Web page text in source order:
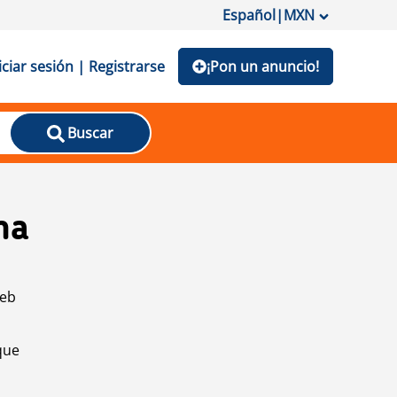
Español|MXN
sesión | Registrarse ¡Pon un anuncio!
Buscar